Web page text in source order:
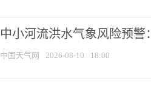
中小河流洪水气象风险预
中国天气网 2026-08-10 18:00